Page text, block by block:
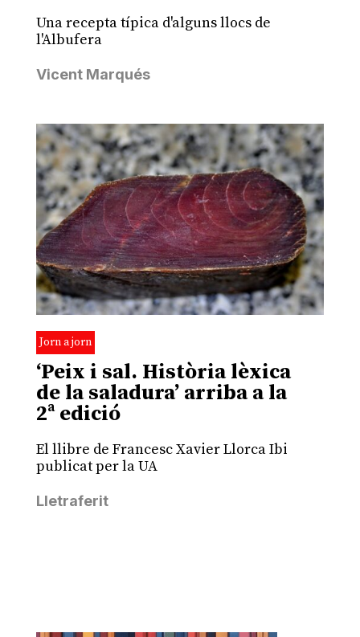
Una recepta típica d'alguns llocs de
l'Albufera
Vicent Marqués
Jorn a jorn
‘Peix i sal. Història lèxica
de la saladura’ arriba a la
2ª edició
El llibre de Francesc Xavier Llorca Ibi
publicat per la UA
Lletraferit